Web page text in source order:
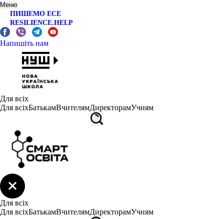
Меню
ПИШЕМО ЕСЕ
RESILIENCE.HELP
Напишіть нам
Для всіх
Для всіхБатькамВчителямДиректорамУчням
Для всіх
Для всіхБатькамВчителямДиректорамУчням